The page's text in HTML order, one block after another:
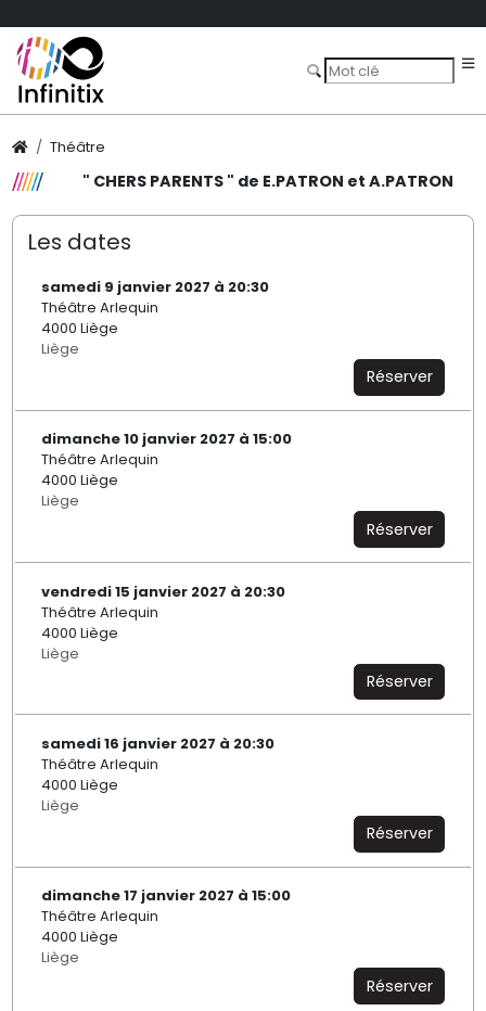
Théâtre
" CHERS PARENTS " de E.PATRON et A.PATRON
Les dates
samedi 9 janvier 2027 à 20:30
Théâtre Arlequin
4000 Liège
Liège
Réserver
dimanche 10 janvier 2027 à 15:00
Théâtre Arlequin
4000 Liège
Liège
Réserver
vendredi 15 janvier 2027 à 20:30
Théâtre Arlequin
4000 Liège
Liège
Réserver
samedi 16 janvier 2027 à 20:30
Théâtre Arlequin
4000 Liège
Liège
Réserver
dimanche 17 janvier 2027 à 15:00
Théâtre Arlequin
4000 Liège
Liège
Réserver